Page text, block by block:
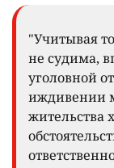
"Учитывая
не судима,
уголовной
иждивении
жительства